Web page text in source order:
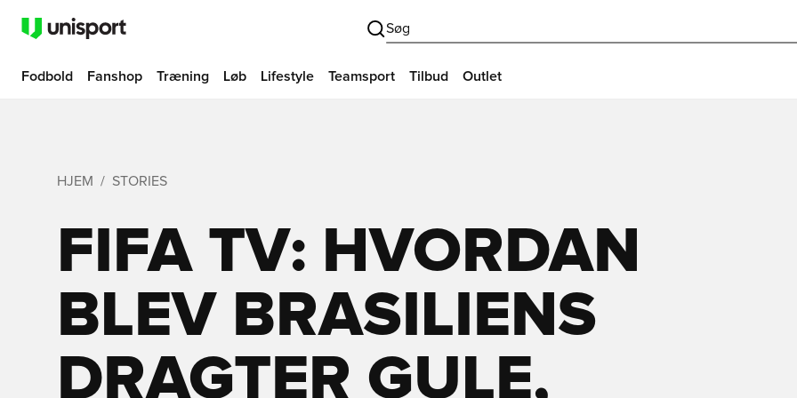
Søg
Fodbold Fanshop Træning Løb Lifestyle Teamsport Tilbud Outlet
HJEM STORIES
FIFA TV: HVORDAN
BLEV BRASILIENS
DRAGTER GULE,